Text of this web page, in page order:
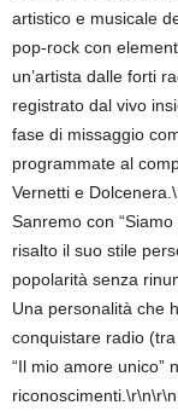
artistico e musicale
pop-rock con
un’artista dalle forti
registrato dal vivo
fase di missaggio
programmate al
Vernetti e
Sanremo con
risalto il suo stile
popolarità senza
Una personalità che
conquistare radio
“Il mio amore unico”